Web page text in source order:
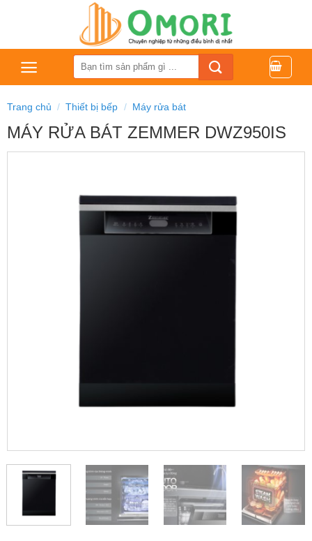
dung
Tìm
kiếm:
Trang chủ / Thiết bị bếp / Máy rửa bát
MÁY RỬA BÁT ZEMMER DWZ950IS